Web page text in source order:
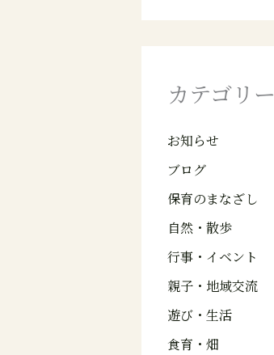
カテゴリー
お知らせ
ブログ
保育のまなざし
自然・散歩
行事・イベント
親子・地域交流
遊び・生活
食育・畑